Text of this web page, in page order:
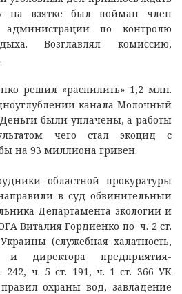
на взятке был пойман член
администрации по контролю
Возглавлял комиссию,
решил «распилить» 1,2 млн.
канала Молочный
были уплачены, а работы
чего стал экоцид с
на 93 миллиона гривен.
областной прокуратуры
в суд обвинительный
Департамента экологии и
Виталия Гордиенко по ч. 2 ст.
(служебная халатность,
и директора предприятия-
242, ч. 5 ст. 191, ч. 1 ст. 366 УК
охраны вод, завладение